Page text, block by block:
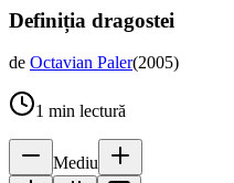
Definiția dragostei
de Octavian Paler(2005)
1 min lectură
Mediu